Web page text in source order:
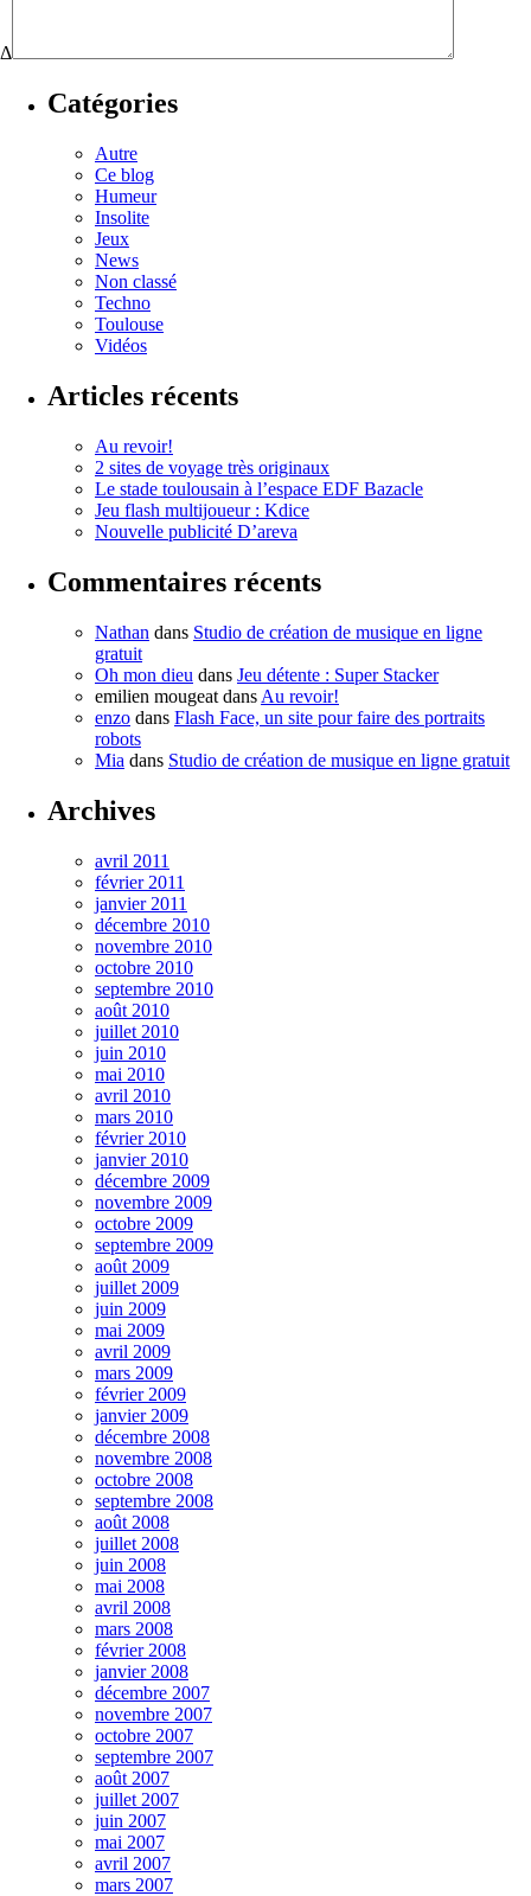
Δ
Catégories
Autre
Ce blog
Humeur
Insolite
Jeux
News
Non classé
Techno
Toulouse
Vidéos
Articles récents
Au revoir!
2 sites de voyage très originaux
Le stade toulousain à l’espace EDF Bazacle
Jeu flash multijoueur : Kdice
Nouvelle publicité D’areva
Commentaires récents
Nathan dans Studio de création de musique en ligne
gratuit
Oh mon dieu dans Jeu détente : Super Stacker
emilien mougeat dans Au revoir!
enzo dans Flash Face, un site pour faire des portraits
robots
Mia dans Studio de création de musique en ligne gratuit
Archives
avril 2011
février 2011
janvier 2011
décembre 2010
novembre 2010
octobre 2010
septembre 2010
août 2010
juillet 2010
juin 2010
mai 2010
avril 2010
mars 2010
février 2010
janvier 2010
décembre 2009
novembre 2009
octobre 2009
septembre 2009
août 2009
juillet 2009
juin 2009
mai 2009
avril 2009
mars 2009
février 2009
janvier 2009
décembre 2008
novembre 2008
octobre 2008
septembre 2008
août 2008
juillet 2008
juin 2008
mai 2008
avril 2008
mars 2008
février 2008
janvier 2008
décembre 2007
novembre 2007
octobre 2007
septembre 2007
août 2007
juillet 2007
juin 2007
mai 2007
avril 2007
mars 2007